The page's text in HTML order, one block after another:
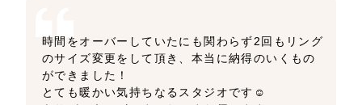
時間をオーバーしていたにも関わらず2回もリング
のサイズ変更をして頂き、本当に納得のいくもの
ができました！
とても暖かい気持ちなるスタジオです☺️